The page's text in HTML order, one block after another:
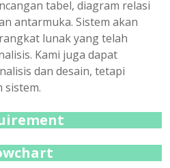
tabel, diagram relasi
antarmuka. Sistem akan
lunak yang telah
Kami juga dapat
dan desain, tetapi
sistem.